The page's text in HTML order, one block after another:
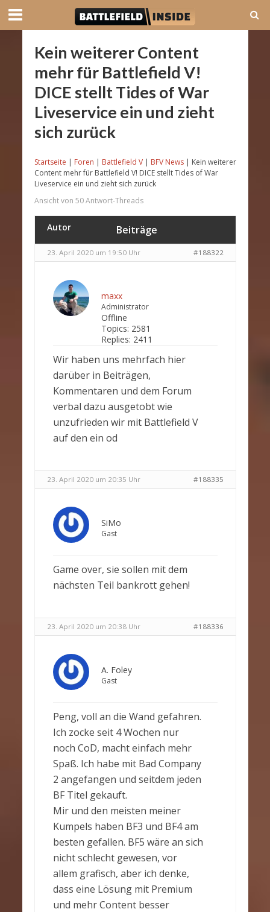
Kein weiterer Content
mehr für Battlefield V!
DICE stellt Tides of War
Liveservice ein und zieht
sich zurück
Startseite | Foren | Battlefield V | BFV News | Kein weiterer
Content mehr für Battlefield V! DICE stellt Tides of War
Liveservice ein und zieht sich zurück
Ansicht von 50 Antwort-Threads
Autor Beiträge
23. April 2020 um 19:50 Uhr #188322
maxx
Administrator
Offline
Topics: 2581
Replies: 2411
Wir haben uns mehrfach hier
darüber in Beiträgen,
Kommentaren und dem Forum
verbal dazu ausgetobt wie
unzufrieden wir mit Battlefield V
auf den ein od
23. April 2020 um 20:35 Uhr #188335
SiMo
Gast
Game over, sie sollen mit dem
nächsten Teil bankrott gehen!
23. April 2020 um 20:38 Uhr #188336
A. Foley
Gast
Peng, voll an die Wand gefahren.
Ich zocke seit 4 Wochen nur
noch CoD, macht einfach mehr
Spaß. Ich habe mit Bad Company
2 angefangen und seitdem jeden
BF Titel gekauft.
Mir und den meisten meiner
Kumpels haben BF3 und BF4 am
besten gefallen. BF5 wäre an sich
nicht schlecht gewesen, vor
allem grafisch, aber ich denke,
dass eine Lösung mit Premium
und mehr Content besser